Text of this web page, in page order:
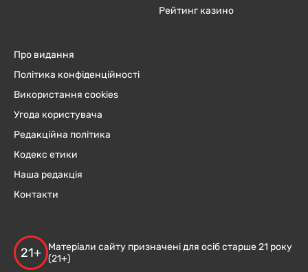
Рейтинг казино
Про видання
Політика конфіденційності
Використання cookies
Угода користувача
Редакційна політика
Кодекс етики
Наша редакція
Контакти
21+
Матеріали сайту призначені для осіб старше 21 року
(21+)